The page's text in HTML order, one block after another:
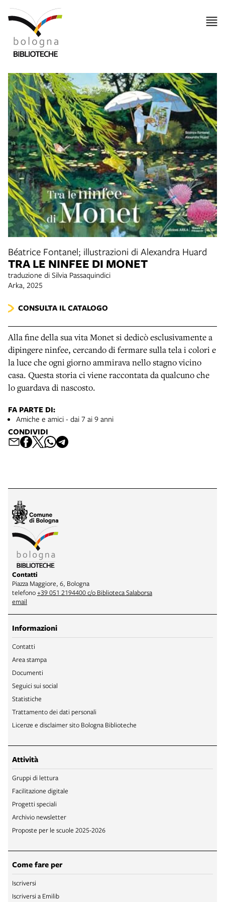
Béatrice Fontanel; illustrazioni di Alexandra Huard
TRA LE NINFEE DI MONET
traduzione di Silvia Passaquindici
Arka, 2025
CONSULTA IL CATALOGO
Alla fine della sua vita Monet si dedicò esclusivamente a
dipingere ninfee, cercando di fermare sulla tela i colori e
la luce che ogni giorno ammirava nello stagno vicino
casa. Questa storia ci viene raccontata da qualcuno che
lo guardava di nascosto.
FA PARTE DI:
Amiche e amici - dai 7 ai 9 anni
CONDIVIDI
Contatti
Piazza Maggiore, 6, Bologna
telefono+39 051 2194400 c/o Biblioteca Salaborsa
email
Informazioni
Contatti
Area stampa
Documenti
Seguici sui social
Statistiche
Trattamento dei dati personali
Licenze e disclaimer sito Bologna Biblioteche
Attività
Gruppi di lettura
Facilitazione digitale
Progetti speciali
Archivio newsletter
Proposte per le scuole 2025-2026
Come fare per
Iscriversi
Iscriversi a Emilib